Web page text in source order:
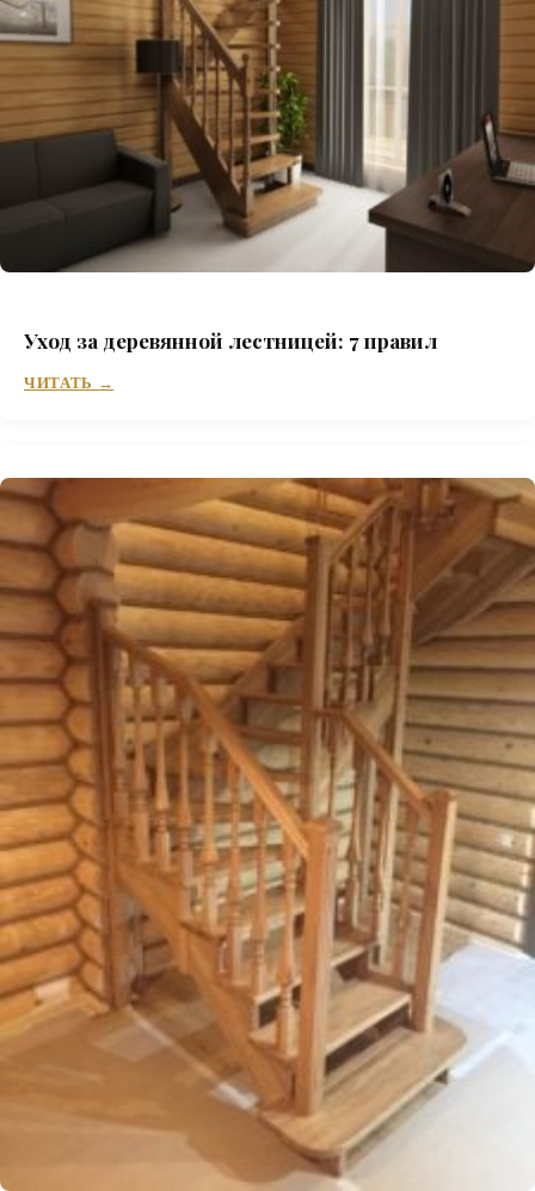
Уход за деревянной лестницей: 7 правил
ЧИТАТЬ →